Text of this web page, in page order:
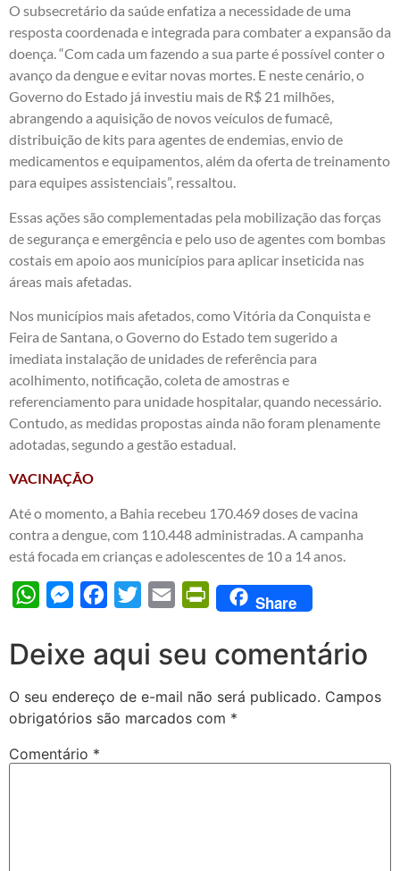
O subsecretário da saúde enfatiza a necessidade de uma
resposta coordenada e integrada para combater a expansão da
doença. “Com cada um fazendo a sua parte é possível conter o
avanço da dengue e evitar novas mortes. E neste cenário, o
Governo do Estado já investiu mais de R$ 21 milhões,
abrangendo a aquisição de novos veículos de fumacê,
distribuição de kits para agentes de endemias, envio de
medicamentos e equipamentos, além da oferta de treinamento
para equipes assistenciais”, ressaltou.
Essas ações são complementadas pela mobilização das forças
de segurança e emergência e pelo uso de agentes com bombas
costais em apoio aos municípios para aplicar inseticida nas
áreas mais afetadas.
Nos municípios mais afetados, como Vitória da Conquista e
Feira de Santana, o Governo do Estado tem sugerido a
imediata instalação de unidades de referência para
acolhimento, notificação, coleta de amostras e
referenciamento para unidade hospitalar, quando necessário.
Contudo, as medidas propostas ainda não foram plenamente
adotadas, segundo a gestão estadual.
VACINAÇÃO
Até o momento, a Bahia recebeu 170.469 doses de vacina
contra a dengue, com 110.448 administradas. A campanha
está focada em crianças e adolescentes de 10 a 14 anos.
WhatsAppMessengerFacebook
Twitter Email PrintFriendly
Share
Deixe aqui seu comentário
O seu endereço de e-mail não será publicado. Campos
obrigatórios são marcados com *
Comentário *